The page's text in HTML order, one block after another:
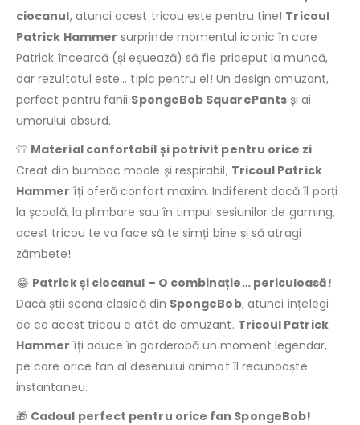
ciocanul, atunci acest tricou este pentru tine! Tricoul
Patrick Hammer surprinde momentul iconic în care
Patrick încearcă (și eșuează) să fie priceput la muncă,
dar rezultatul este… tipic pentru el! Un design amuzant,
perfect pentru fanii SpongeBob SquarePantsși ai
umorului absurd.
👕 Material confortabil și potrivit pentru orice zi
Creat din bumbac moale și respirabil, Tricoul Patrick
Hammer îți oferă confort maxim. Indiferent dacă îl porți
la școală, la plimbare sau în timpul sesiunilor de gaming,
acest tricou te va face să te simți bine și să atragi
zâmbete!
😂 Patrick și ciocanul – O combinație… periculoasă!
Dacă știi scena clasică din SpongeBob, atunci înțelegi
de ce acest tricou e atât de amuzant. Tricoul Patrick
Hammer îți aduce în garderobă un moment legendar,
pe care orice fan al desenului animat îl recunoaște
instantaneu.
🎁 Cadoul perfect pentru orice fan SpongeBob!